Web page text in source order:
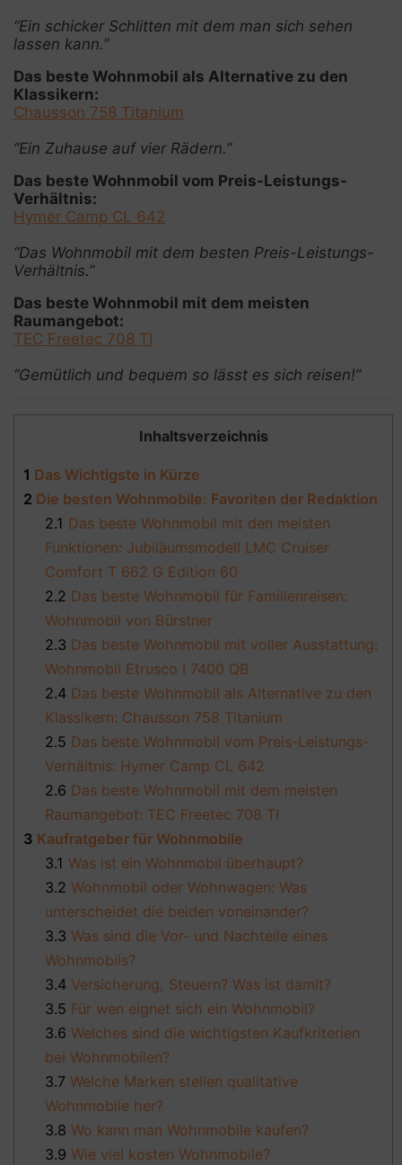
“Ein schicker Schlitten mit dem man sich sehen
lassen kann.”
Das beste Wohnmobil als Alternative zu den
Klassikern:
Chausson 758 Titanium
“Ein Zuhause auf vier Rädern.”
Das beste Wohnmobil vom Preis-Leistungs-
Verhältnis:
Hymer Camp CL 642
“Das Wohnmobil mit dem besten Preis-Leistungs-
Verhältnis.”
Das beste Wohnmobil mit dem meisten
Raumangebot:
TEC Freetec 708 TI
“Gemütlich und bequem so lässt es sich reisen!”
Inhaltsverzeichnis
1 Das Wichtigste in Kürze
2 Die besten Wohnmobile: Favoriten der Redaktion
2.1 Das beste Wohnmobil mit den meisten
Funktionen: Jubiläumsmodell LMC Cruiser
Comfort T 662 G Edition 60
2.2 Das beste Wohnmobil für Familienreisen:
Wohnmobil von Bürstner
2.3 Das beste Wohnmobil mit voller Ausstattung:
Wohnmobil Etrusco I 7400 QB
2.4 Das beste Wohnmobil als Alternative zu den
Klassikern: Chausson 758 Titanium
2.5 Das beste Wohnmobil vom Preis-Leistungs-
Verhältnis: Hymer Camp CL 642
2.6 Das beste Wohnmobil mit dem meisten
Raumangebot: TEC Freetec 708 TI
3 Kaufratgeber für Wohnmobile
3.1 Was ist ein Wohnmobil überhaupt?
3.2 Wohnmobil oder Wohnwagen: Was
unterscheidet die beiden voneinander?
3.3 Was sind die Vor- und Nachteile eines
Wohnmobils?
3.4 Versicherung, Steuern? Was ist damit?
3.5 Für wen eignet sich ein Wohnmobil?
3.6 Welches sind die wichtigsten Kaufkriterien
bei Wohnmobilen?
3.7 Welche Marken stellen qualitative
Wohnmobile her?
3.8 Wo kann man Wohnmobile kaufen?
3.9 Wie viel kosten Wohnmobile?